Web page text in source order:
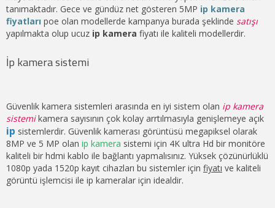
tanımaktadır. Gece ve gündüz net gösteren 5MP ip kamera
fiyatları poe olan modellerde kampanya burada şeklinde satışı
yapılmakta olup ucuz ip kamera fiyatı ile kaliteli modellerdir.
İp kamera sistemi
Güvenlik kamera sistemleri arasında en iyi sistem olan ip kamera
sistemikamera sayısının çok kolay arrtılmasıyla genişlemeye açık
ip sistemlerdir. Güvenlik kamerası görüntüsü megapiksel olarak
8MP ve 5 MP olan ip kamera sistemi için 4K ultra Hd bir monitöre
kaliteli bir hdmi kablo ile bağlantı yapmalısınız. Yüksek çözünürlüklü
1080p yada 1520p kayıt cihazları bu sistemler için fiyatı ve kaliteli
görüntü işlemcisi ile ip kameralar için idealdir.